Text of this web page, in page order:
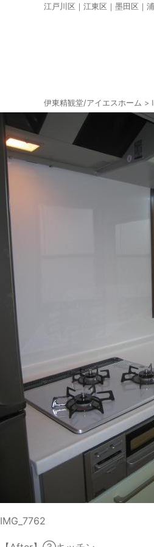
江戸川区｜江東区｜墨田区｜
伊東精観堂/アイエスホーム >
IMG_7762